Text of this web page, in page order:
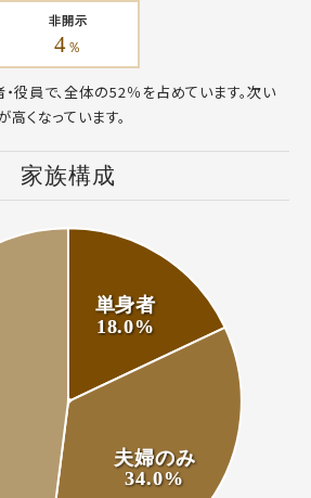
非開示
4 ％
役員で、全体の52％を占めています。次い
くなっています。
家族構成
単身者
18.0%
夫婦のみ
34.0%